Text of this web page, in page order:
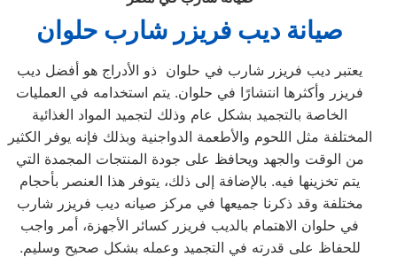
صيانة ديب فريزر شارب حلوان
يعتبر ديب فريزر شارب في حلوان ذو الأدراج هو أفضل ديب
فريزر وأكثرها انتشارًا في حلوان. يتم استخدامه في العمليات
الخاصة بالتجميد بشكل عام وذلك لتجميد المواد الغذائية
المختلفة مثل اللحوم والأطعمة الدواجنية وبذلك فإنه يوفر الكثير
من الوقت والجهد ويحافظ على جودة المنتجات المجمدة التي
يتم تخزينها فيه. بالإضافة إلى ذلك، يتوفر هذا العنصر بأحجام
مختلفة وقد ذكرنا جميعها في مركز صيانه ديب فريزر شارب
في حلوان الاهتمام بالديب فريزر كسائر الأجهزة، أمر واجب
للحفاظ على قدرته في التجميد وعمله بشكل صحيح وسليم.